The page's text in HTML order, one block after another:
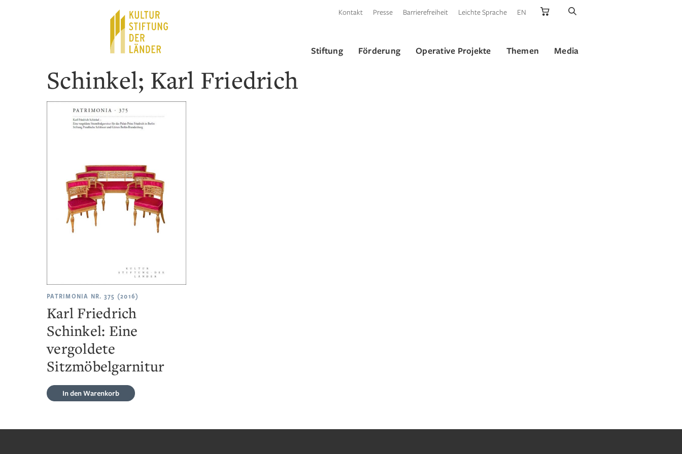
Kontakt Presse Barrierefreiheit Leichte Sprache EN
Stiftung Förderung Operative Projekte Themen Media
Schinkel; Karl Friedrich
PATRIMONIA NR. 375 (2016)
Karl Friedrich
Schinkel: Eine
vergoldete
Sitzmöbelgarnitur
In den Warenkorb